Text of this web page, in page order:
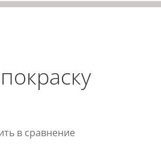
в сравнение